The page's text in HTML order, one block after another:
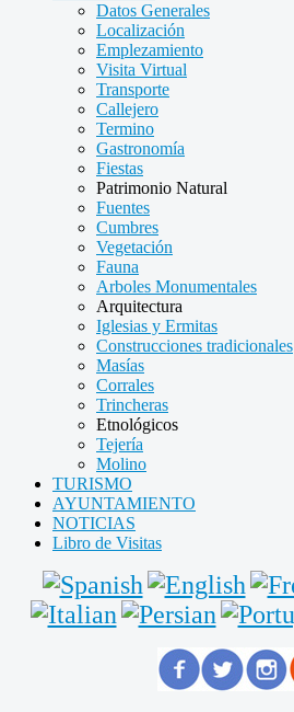
Datos Generales
Localización
Emplezamiento
Visita Virtual
Transporte
Callejero
Termino
Gastronomía
Fiestas
Patrimonio Natural
Fuentes
Cumbres
Vegetación
Fauna
Arboles Monumentales
Arquitectura
Iglesias y Ermitas
Construcciones tradicionales
Masías
Corrales
Trincheras
Etnológicos
Tejería
Molino
TURISMO
AYUNTAMIENTO
NOTICIAS
Libro de Visitas